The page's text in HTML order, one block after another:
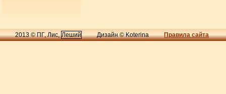
2013 © ПГ, Лис,Леший Дизайн © Koterina Правила сайта